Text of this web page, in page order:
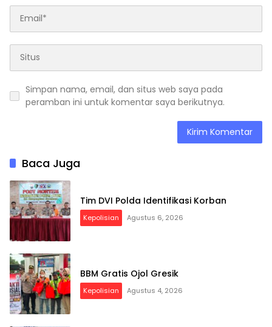
Simpan nama, email, dan situs web saya pada
peramban ini untuk komentar saya berikutnya.
Baca Juga
Tim DVI Polda Identifikasi Korban
Kepolisian Agustus 6, 2026
BBM Gratis Ojol Gresik
Kepolisian Agustus 4, 2026